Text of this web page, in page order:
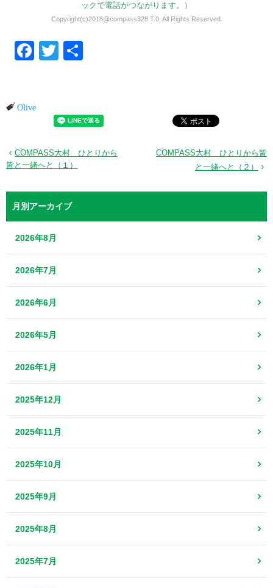
ックで電話がつながります。）
Copyright(c)2018@compass328 T.0. All Rights Reserved.
FacebookTwitter
Olive
COMPASS大村 ひとりから
皆と一緒へと（１）
COMPASS大村 ひとりから皆
と一緒へと（２）
月別アーカイブ
2026年8月
2026年7月
2026年6月
2026年5月
2026年1月
2025年12月
2025年11月
2025年10月
2025年9月
2025年8月
2025年7月